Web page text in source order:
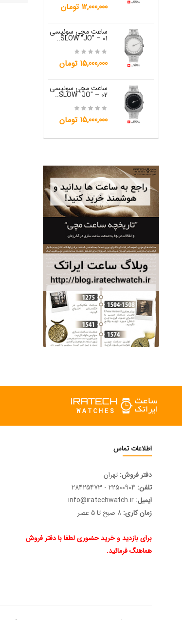
12,000,000 تومان
ساعت مچی سوئیسی
SLOW "JO" – 01..
15,000,000 تومان
ساعت مچی سوئیسی
SLOW "JO" – 02..
15,000,000 تومان
اطلاعات تماس
دفتر فروش: تهران
تلفن: 22500904 - 28425473
ایمیل: info@iratechwatch.ir
زمان کاری:8 صبح تا 5 عصر
برای بازدید و خرید حضوری لطفا با دفتر فروش
هماهنگ فرمائید.